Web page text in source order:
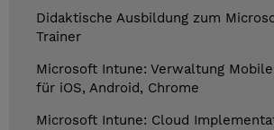
Didaktische Ausbildung zum
Trainer
Microsoft Intune: Verwaltung
für iOS, Android, Chrome
Microsoft Intune: Cloud